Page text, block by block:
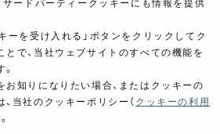
サードパーティークッキーにも情報を提供
ーを受け入れる」ボタンをクリックしてク
とで、当社ウェブサイトのすべての機能を
お知りになりたい場合、またはクッキーの
当社のクッキーポリシー（ クッキーの利用